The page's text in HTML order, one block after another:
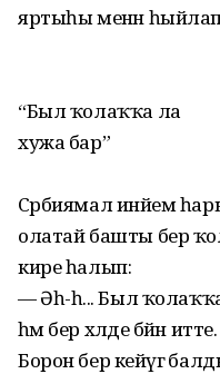
яртыһы менән
“Был ҡолаҡҡа ла
хужа бар”
Сәрбиямал инәйем
олатай башты бер
кире һалып:
— Әһ-һә... Был
һәм бер хәлде бәйән итте.
Борон бер кейәүгә